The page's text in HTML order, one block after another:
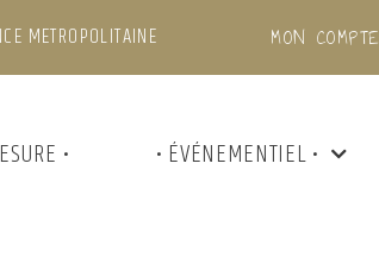
METROPOLITAINE MON COMPTE
• • ÉVÉNEMENTIEL •